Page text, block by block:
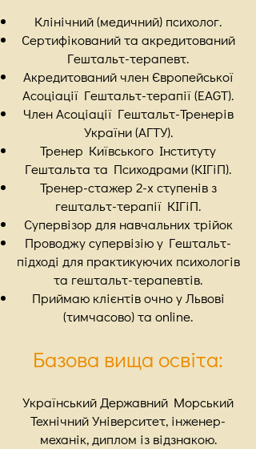
Клінічний (медичний) психолог.
Сертифікований та акредитований
Гештальт-терапевт.
Акредитований член Європейської
Асоціації Гештальт-терапії (EAGT).
Член Асоціації Гештальт-Тренерів
України (АГТУ).
Тренер Київського Інституту
Гештальта та Психодрами (КІГіП).​
Тренер-стажер 2-х ступенів з
гештальт-терапії КІГіП.
Супервізор для навчальних трійок
Проводжу супервізію у Гештальт-
підході для практикуючих психологів
та гештальт-терапевтів.
Приймаю клієнтів очно у Львові
(тимчасово) та online.
Базова вища освіта:
Український Державний Морський
Технічний Університет, інженер-
механік, диплом із відзнакою.